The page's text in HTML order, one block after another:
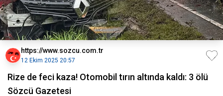
https://www.sozcu.com.tr
12 Ekim 2025 20:57
Rize de feci kaza! Otomobil tırın altında kaldı: 3 ölü
Sözcü Gazetesi